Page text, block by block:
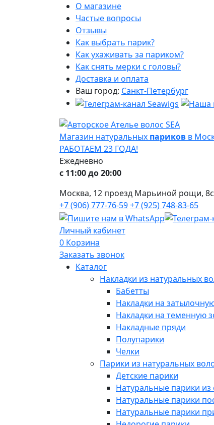
О магазине
Частые вопросы
Отзывы
Как выбрать парик?
Как ухаживать за париком?
Как снять мерки с головы?
Доставка и оплата
Ваш город: Санкт-Петербург
Магазин натуральных париков в
РАБОТАЕМ 23 ГОДА!
Ежедневно
с 11:00 до 20:00
Москва, 12 проезд Марьиной рощи,
+7 (906) 777-76-59+7 (925) 748-83-65
Личный кабинет
0 Корзина
Заказать звонок
Каталог
Накладки из натуральных
Бабетты
Накладки на
Накладки на теменную
Накладные пряди
Полупарики
Челки
Парики из натуральных
Детские парики
Натуральные парики из
Натуральные парики
Натуральные парики